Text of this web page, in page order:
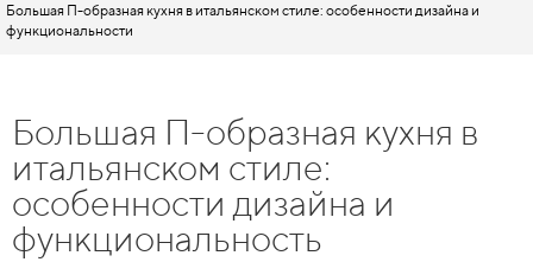
Большая П-образная кухня в итальянском стиле: особенности дизайна и
функциональности
Большая П-образная кухня в
итальянском стиле:
особенности дизайна и
функциональность